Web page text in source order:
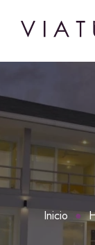
Inicio